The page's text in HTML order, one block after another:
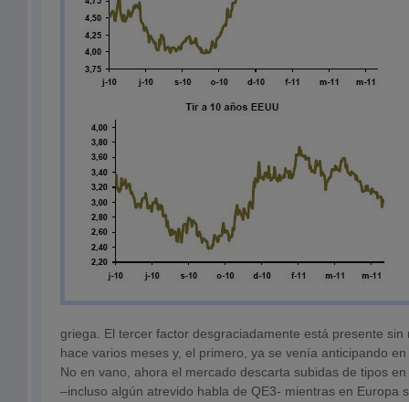
griega. El tercer factor desgraciadamente está presente sin
hace varios meses y, el primero, ya se venía anticipando
No en vano, ahora el mercado descarta subidas de tipos
–incluso algún atrevido habla de QE3- mientras en Europa